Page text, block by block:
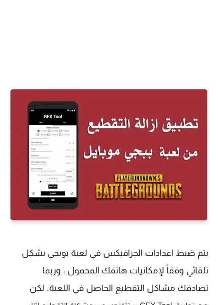
يتم ضبط اعدادات الجرافيكس في لعبة بوبجي بشكل
تلقائي وفقاً لإمكانيات هاتفك المحمول ، وربما
تصادفك مشاكل التقطيع الحاصل في اللعبة. لكن